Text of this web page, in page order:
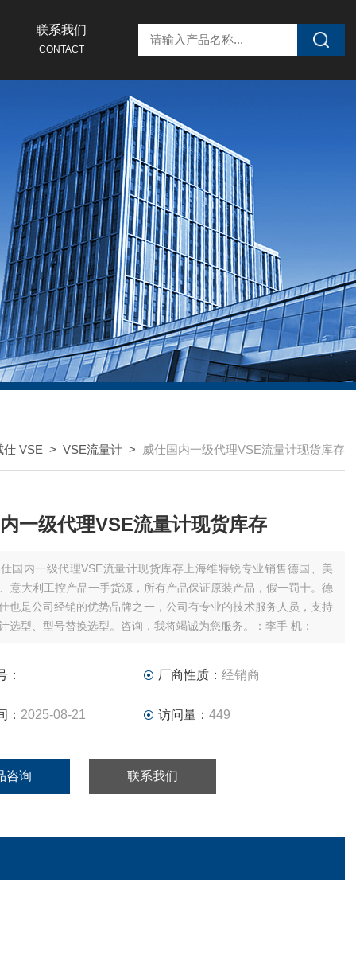
联系我们
CONTACT
仕 VSE > VSE流量计 > 威仕国内一级代理VSE流量计现货库存
一级代理VSE流量计现货库存
国内一级代理VSE流量计现货库存上海维特锐专业销售德国、美
意大利工控产品一手货源，所有产品保证原装产品，假一罚十。德
也是公司经销的优势品牌之一，公司有专业的技术服务人员，支持
选型、型号替换选型。咨询，我将竭诚为您服务。：李手 机：
： 厂商性质： 经销商
： 2025-08-21 访问量： 449
咨询 联系我们